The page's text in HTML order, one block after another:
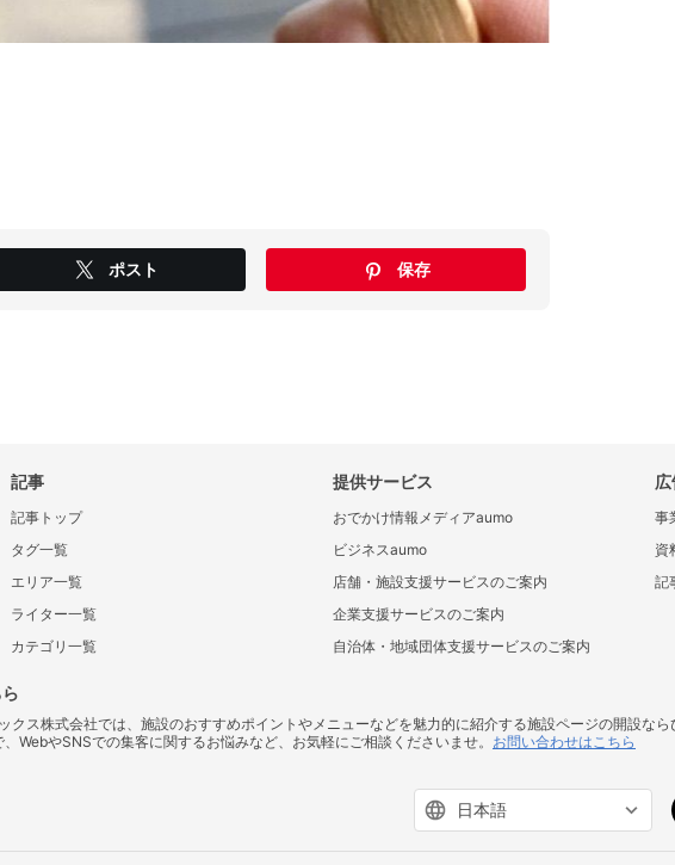
ポスト 保存
記事
記事トップ
タグ一覧
エリア一覧
ライター一覧
カテゴリ一覧
提供サービス
おでかけ情報メディアaumo
ビジネスaumo
店舗・施設支援サービスのご案内
企業支援サービスのご案内
自治体・地域団体支援サービスのご案内
事
資
記
クス株式会社では、施設のおすすめポイントやメニューなどを魅力的に紹介する施設ページの開設な
WebやSNSでの集客に関するお悩みなど、お気軽にご相談くださいませ。 お問い合わせはこちら